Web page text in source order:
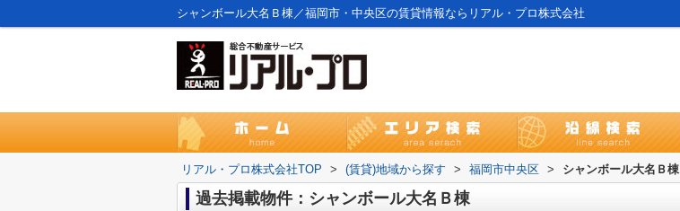
シャンボール大名Ｂ棟／福岡市・中央区の賃貸情報ならリアル・プロ株式会社
リアル・プロ株式会社TOP > (賃貸)地域から探す > 福岡市中央区 > シャンボール大名Ｂ棟
過去掲載物件：シャンボール大名Ｂ棟